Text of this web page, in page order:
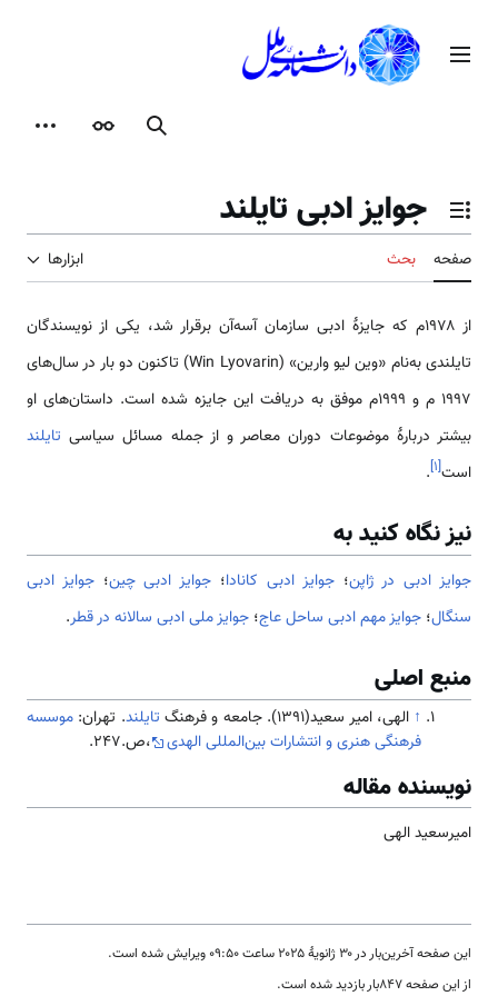
محتوامنوی اصلی
جستجوظاهر
تغییر وضعیت فهرست محتویات
جوایز ادبی تایلند
صفحه بحث ابزارها
از ۱۹۷۸م که جایزهٔ ادبی سازمان آسه‌آن برقرار شد، یکی از نویسندگان
تایلندی به‌نام «وین لیو وارین» (Win Lyovarin) تاکنون دو بار در سال‌های
۱۹۹۷ م و ۱۹۹۹م موفق به دریافت این جایزه شده است. داستان‌های او
بیشتر دربارهٔ موضوعات دوران معاصر و از جمله مسائل سیاسی تایلند
است[۱]
.
نیز نگاه کنید به
جوایز ادبی در ژاپن؛جوایز ادبی کانادا؛ جوایز ادبی چین؛جوایز ادبی
سنگال؛ جوایز مهم ادبی ساحل عاج؛ جوایز ملی ادبی سالانه در قطر.
منبع اصلی
↑ الهی، امیر سعید(1391). جامعه و فرهنگ تایلند. تهران: موسسه
فرهنگی هنری و انتشارات بین‌المللی الهدی
،ص.247.
نویسنده مقاله
امیرسعید الهی
این صفحه آخرین‌بار در ‏۳۰ ژانویهٔ ۲۰۲۵ ساعت ‏۰۹:۵۰ ویرایش شده است.
از این صفحه ۸۴۷بار بازدید شده است.